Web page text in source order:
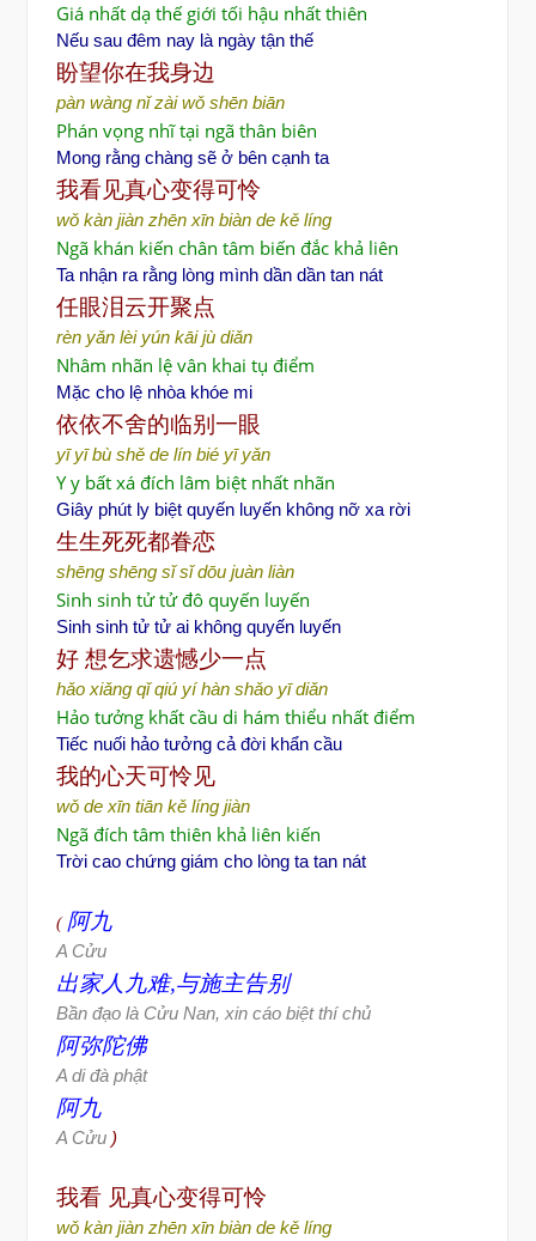
Giá nhất dạ thế giới tối hậu nhất thiên
Nếu sau đêm nay là ngày tận thế
盼望你在我身边
pàn wàng nǐ zài wǒ shēn biān
Phán vọng nhĩ tại ngã thân biên
Mong rằng chàng sẽ ở bên cạnh ta
我看见真心变得可怜
wǒ kàn jiàn zhēn xīn biàn de kě líng
Ngã khán kiến chân tâm biến đắc khả liên
Ta nhận ra rằng lòng mình dần dần tan nát
任眼泪云开聚点
rèn yǎn lèi yún kāi jù diǎn
Nhâm nhãn lệ vân khai tụ điểm
Mặc cho lệ nhòa khóe mi
依依不舍的临别一眼
yī yī bù shě de lín bié yī yǎn
Y y bất xá đích lâm biệt nhất nhãn
Giây phút ly biệt quyến luyến không nỡ xa rời
生生死死都眷恋
shēng shēng sǐ sǐ dōu juàn liàn
Sinh sinh tử tử đô quyến luyến
Sinh sinh tử tử ai không quyến luyến
好 想乞求遗憾少一点
hǎo xiǎng qǐ qiú yí hàn shǎo yī diǎn
Hảo tưởng khất cầu di hám thiểu nhất điểm
Tiếc nuối hảo tưởng cả đời khẩn cầu
我的心天可怜见
wǒ de xīn tiān kě líng jiàn
Ngã đích tâm thiên khả liên kiến
Trời cao chứng giám cho lòng ta tan nát
( 阿九
A Cửu
出家人九难,与施主告别
Bần đạo là Cửu Nan, xin cáo biệt thí chủ
阿弥陀佛
A di đà phật
阿九
A Cửu )
我看 见真心变得可怜
wǒ kàn jiàn zhēn xīn biàn de kě líng